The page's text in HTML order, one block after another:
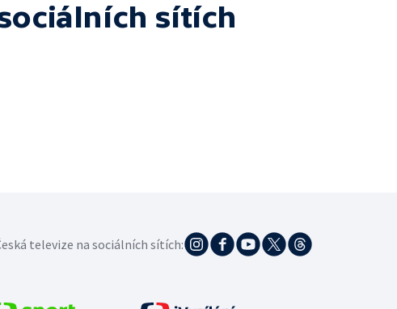
sítích
televize na sociálních sítích: